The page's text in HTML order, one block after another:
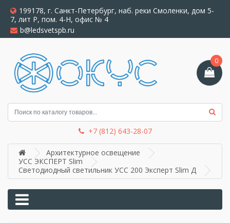
199178, г. Санкт-Петербург, наб. реки Смоленки, дом 5-
7, лит Р, пом. 4-Н, офис № 4
b@ledsvetspb.ru
+7 (812) 643-28-07
0
Архитектурное освещение
УСС ЭКСПЕРТ Slim
Светодиодный светильник УСС 200 Эксперт Slim Д